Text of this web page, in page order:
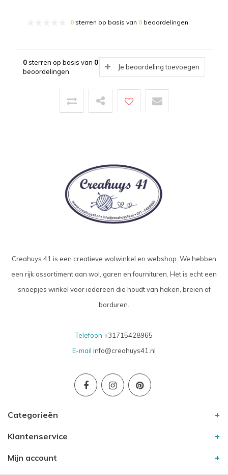
0 sterren op basis van 0 beoordelingen
0sterren op basis van 0
beoordelingen
Je beoordeling toevoegen
Creahuys 41 is een creatieve wolwinkel en webshop. We hebben
een rijk assortiment aan wol, garen en fournituren. Het is echt een
snoepjes winkel voor iedereen die houdt van haken, breien of
borduren.
Telefoon +31715428965
E-mail info@creahuys41.nl
Categorieën
Klantenservice
Mijn account